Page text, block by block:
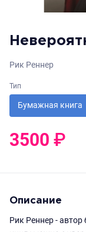
Рик Реннер
Тип
Бумажная книга
3500 ₽
Описание
Рик Реннер - автор